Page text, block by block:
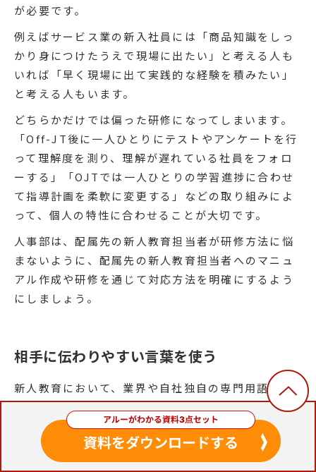
が必要です。
例えばサービス業の新入社員には「商品知識をしっ
かり身につけたうえで現場に出たい」と考える人も
いれば「早く現場に出て実践的な経験を積みたい」
と考える人もいます。
どちらかだけでは偏った研修になってしまいます。
「Off-JT後に一人ひとりにテストやアンケートを行
って理解度を測り、理解が遅れている社員をフォロ
ーする」「OJTでは一人ひとりの学習進捗に合わせ
て指導計画を柔軟に変更する」などの取り組みによ
って、個人の特性に合わせることが大切です。
人事部は、配属先の新人教育担当者が研修方法に悩
まないように、配属先の新人教育担当者へのマニュ
アル作成や研修を通じて対応方法を明確にするよう
にしましょう。
相手に伝わりやすい言葉を使う
新人教育において、業界や自社独自の専門用語を使
うのは避けましょう。新入社員は、業界や自社独自
の専門用語を理解できません。
新人教育では新入社員にわかりやすい言葉を使っ
て、教育プログラムを進める必要があります。もし